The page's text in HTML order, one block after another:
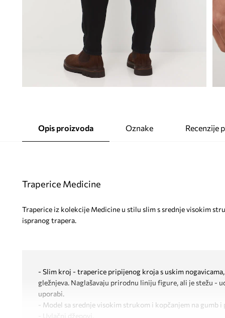
Opis proizvoda Oznake Recenzije
Traperice Medicine
Traperice iz kolekcije Medicine u stilu slim s srednje visokim
ispranog trapera.
- Slim kroj - traperice pripijenog kroja s uskim
gležnjeva. Naglašavaju prirodnu liniju figure, ali je stežu -
uporabi.
- Model sa srednje visokim strukom i kopčanjem na gumb
- Uvlačni džepovi.